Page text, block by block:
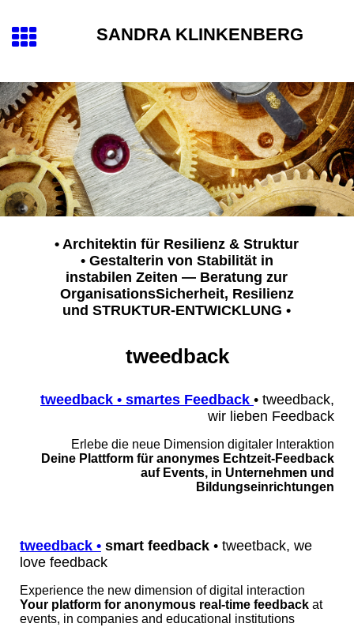
SANDRA KLINKENBERG
• Architektin für Resilienz & Struktur
• Gestalterin von Stabilität in
instabilen Zeiten — Beratung zur
OrganisationsSicherheit, Resilienz
und STRUKTUR-ENTWICKLUNG •
tweedback
tweedback • smartes Feedback • tweedback,
wir lieben Feedback
Erlebe die neue Dimension digitaler Interaktion
Deine Plattform für anonymes Echtzeit-Feedback
auf Events, in Unternehmen und
Bildungseinrichtungen
tweedback • smart feedback • tweetback, we
love feedback
Experience the new dimension of digital interaction
Your platform for anonymous real-time feedback at
events, in companies and educational institutions